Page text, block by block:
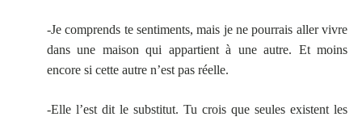
-Je comprends te sentiments, mais je ne pourrais aller vivre
dans une maison qui appartient à une autre. Et moins
encore si cette autre n’est pas réelle.
-Elle l’est dit le substitut. Tu crois que seules existent les